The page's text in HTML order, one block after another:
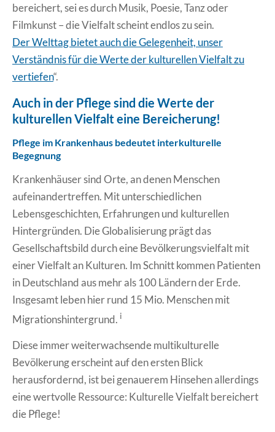
bereichert, sei es durch Musik, Poesie, Tanz oder
Filmkunst – die Vielfalt scheint endlos zu sein.
Der Welttag bietet auch die Gelegenheit, unser
Verständnis für die Werte der kulturellen Vielfalt zu
vertiefen“.
Auch in der Pflege sind die Werte der
kulturellen Vielfalt eine Bereicherung!
Pflege im Krankenhaus bedeutet interkulturelle
Begegnung
Krankenhäuser sind Orte, an denen Menschen
aufeinandertreffen. Mit unterschiedlichen
Lebensgeschichten, Erfahrungen und kulturellen
Hintergründen. Die Globalisierung prägt das
Gesellschaftsbild durch eine Bevölkerungsvielfalt mit
einer Vielfalt an Kulturen. Im Schnitt kommen Patienten
in Deutschland aus mehr als 100 Ländern der Erde.
Insgesamt leben hier rund 15 Mio. Menschen mit
Migrationshintergrund. i
Diese immer weiterwachsende multikulturelle
Bevölkerung erscheint auf den ersten Blick
herausfordernd, ist bei genauerem Hinsehen allerdings
eine wertvolle Ressource: Kulturelle Vielfalt bereichert
die Pflege!